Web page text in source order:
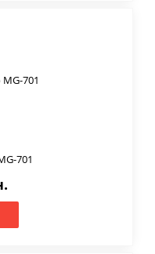
701